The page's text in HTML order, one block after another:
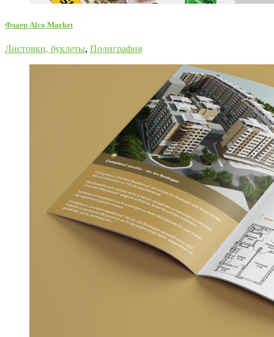
Флаер Alco Market
Листовки, буклеты, Полиграфия